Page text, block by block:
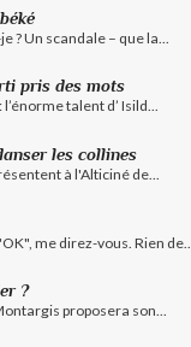
? Un scandale – que la...
pris des mots
talent d’ Isild...
les collines
à l'Alticiné de...
me direz-vous. Rien de...
?
proposera son...